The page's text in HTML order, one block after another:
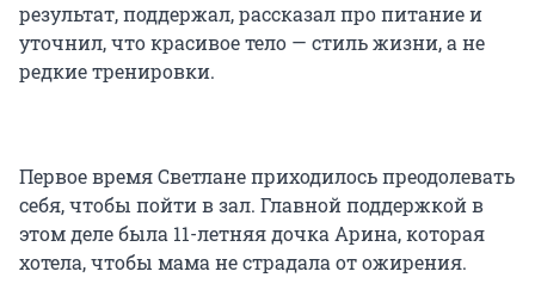
результат, поддержал, рассказал про питание и
уточнил, что красивое тело — стиль жизни, а не
редкие тренировки.
Первое время Светлане приходилось преодолевать
себя, чтобы пойти в зал. Главной поддержкой в
этом деле была 11-летняя дочка Арина, которая
хотела, чтобы мама не страдала от ожирения.